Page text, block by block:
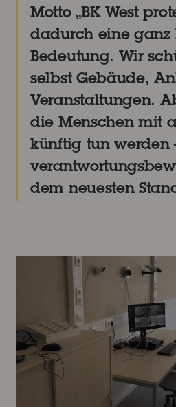
Motto „BK West
dadurch eine ganz
Bedeutung. Wir
selbst Gebäude,
Veranstaltungen.
die Menschen mit
künftig tun werden
dem neuesten